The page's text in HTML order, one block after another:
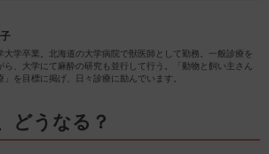
大学卒業。北海道の大学病院で獣医師として勤務。一般診療を
ら、大学にて麻酔の研究も並行して行う。「動物と飼い主さん
」を目標に掲げ、日々診療に励んでいます。
どうなる？